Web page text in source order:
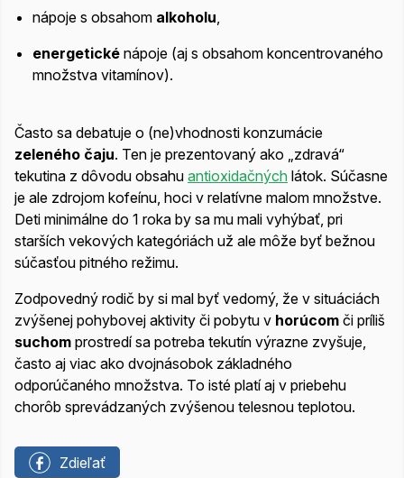
nápoje s obsahom alkoholu,
energetické nápoje (aj s obsahom koncentrovaného
množstva vitamínov).
Často sa debatuje o (ne)vhodnosti konzumácie
zeleného čaju. Ten je prezentovaný ako „zdravá“
tekutina z dôvodu obsahu antioxidačných látok. Súčasne
je ale zdrojom kofeínu, hoci v relatívne malom množstve.
Deti minimálne do 1 roka by sa mu mali vyhýbať, pri
starších vekových kategóriách už ale môže byť bežnou
súčasťou pitného režimu.
Zodpovedný rodič by si mal byť vedomý, že v situáciách
zvýšenej pohybovej aktivity či pobytu v horúcom či príliš
suchom prostredí sa potreba tekutín výrazne zvyšuje,
často aj viac ako dvojnásobok základného
odporúčaného množstva. To isté platí aj v priebehu
chorôb sprevádzaných zvýšenou telesnou teplotou.
Zdieľať